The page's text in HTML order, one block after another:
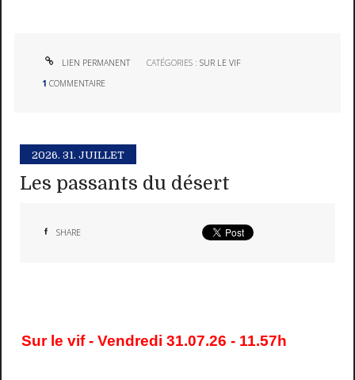
LIEN PERMANENT CATÉGORIES :SUR LE VIF
1 COMMENTAIRE
2026. 31. JUILLET
Les passants du désert
SHARE
Sur le vif - Vendredi 31.07.26 - 11.57h